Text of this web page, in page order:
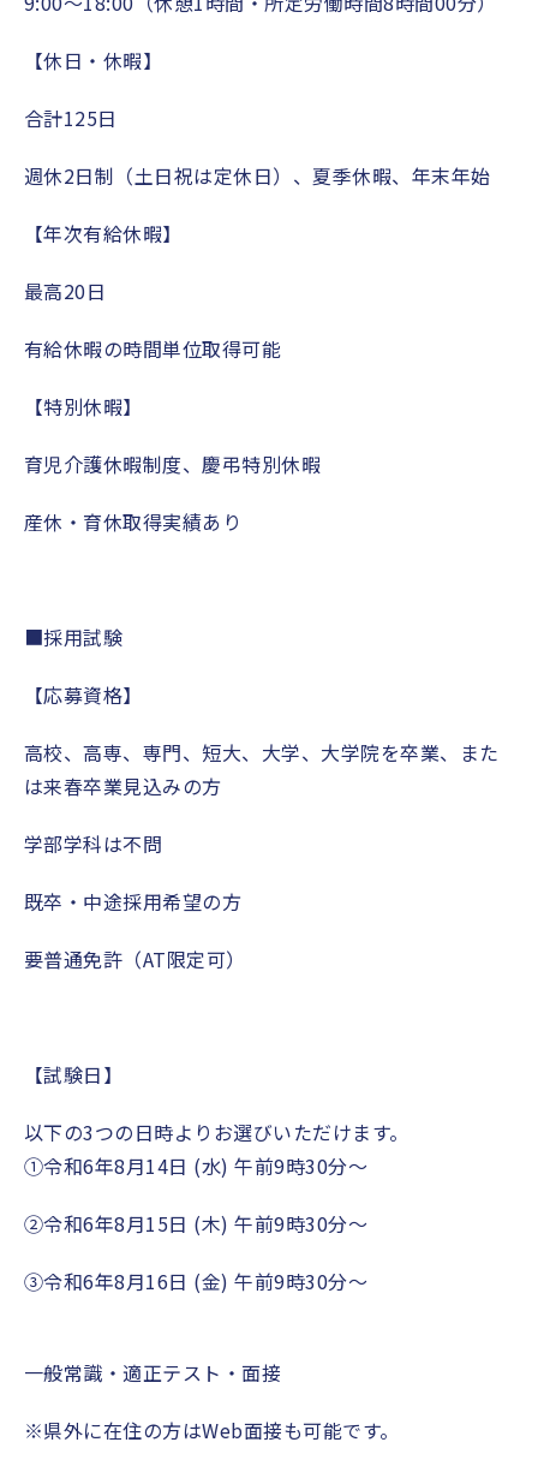
【休日・休暇】
合計125日
週休2日制（土日祝は定休日）、夏季休暇、年末年始
【年次有給休暇】
最高20日
有給休暇の時間単位取得可能
【特別休暇】
育児介護休暇制度、慶弔特別休暇
産休・育休取得実績あり
■採用試験
【応募資格】
高校、高専、専門、短大、大学、大学院を卒業、 また
は来春卒業見込みの方
学部学科は不問
既卒・中途採用希望の方
要普通免許（AT限定可）
【試験日】
以下の3つの日時よりお選びいただけます。
①令和6年8月14日 (水)午前9時30分〜
②令和6年8月15日 (木)午前9時30分〜
③令和6年8月16日 (金)午前9時30分〜
一般常識・適正テスト・面接
※県外に在住の方はWeb面接も可能です。